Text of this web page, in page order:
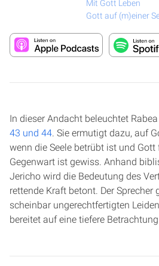
Mit Gott Leben
Gott auf (m)einer
In dieser Andacht beleuchtet
43 und 44. Sie ermutigt dazu, auf
wenn die Seele betrübt ist und
Gegenwart ist gewiss. Anhand
Jericho wird die Bedeutung des
rettende Kraft betont. Der Sprecher
scheinbar ungerechtfertigten
bereitet auf eine tiefere